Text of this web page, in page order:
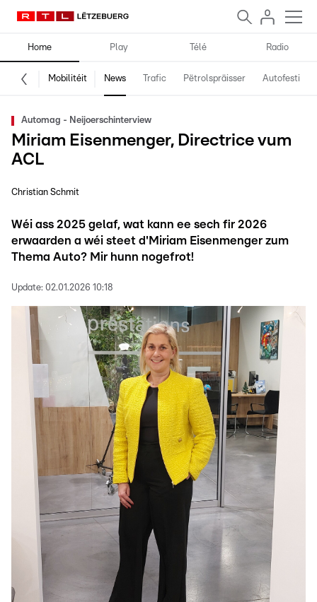
Home Play Télé Radio
Mobilitéit News Trafic Pëtrolspräisser Autofestival
Automag - Neijoerschinterview
Miriam Eisenmenger, Directrice vum
ACL
Christian Schmit
Wéi ass 2025 gelaf, wat kann ee sech fir 2026
erwaarden a wéi steet d'Miriam Eisenmenger zum
Thema Auto? Mir hunn nogefrot!
Update: 02.01.2026 10:18